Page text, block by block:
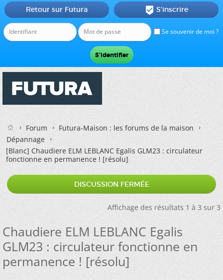
Se souvenir de moi ?
Retour sur Futura  S'inscrire
Forum
Futura-Maison : les forums de la maison
Dépannage
[Blanc]Chaudiere ELM LEBLANC Egalis GLM23 : circulateur
fonctionne en permanence ! [résolu]
DISCUSSION FERMÉE
Affichage des résultats 1 à 3 sur 3
Chaudiere ELM LEBLANC Egalis
GLM23 : circulateur fonctionne en
permanence ! [résolu]